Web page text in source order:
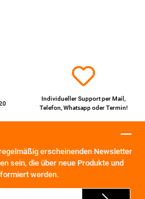
Individueller Support perMail,
Telefon,WhatsappoderTermin!
erscheinenden Newsletter
sein, die über neue Produkte und
werden.